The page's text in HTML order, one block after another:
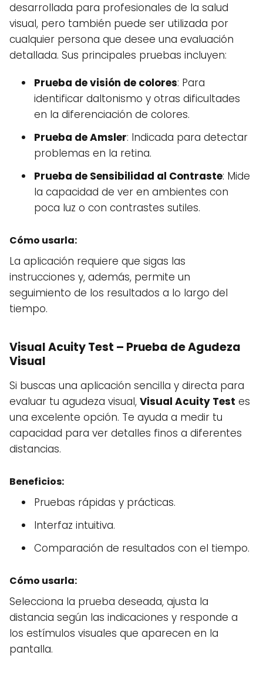
desarrollada para profesionales de la salud
visual, pero también puede ser utilizada por
cualquier persona que desee una evaluación
detallada. Sus principales pruebas incluyen:
Prueba de visión de colores: Para
identificar daltonismo y otras dificultades
en la diferenciación de colores.
Prueba de Amsler: Indicada para detectar
problemas en la retina.
Prueba de Sensibilidad al Contraste: Mide
la capacidad de ver en ambientes con
poca luz o con contrastes sutiles.
Cómo usarla:
La aplicación requiere que sigas las
instrucciones y, además, permite un
seguimiento de los resultados a lo largo del
tiempo.
Visual Acuity Test – Prueba de Agudeza
Visual
Si buscas una aplicación sencilla y directa para
evaluar tu agudeza visual, Visual Acuity Test es
una excelente opción. Te ayuda a medir tu
capacidad para ver detalles finos a diferentes
distancias.
Beneficios:
Pruebas rápidas y prácticas.
Interfaz intuitiva.
Comparación de resultados con el tiempo.
Cómo usarla:
Selecciona la prueba deseada, ajusta la
distancia según las indicaciones y responde a
los estímulos visuales que aparecen en la
pantalla.